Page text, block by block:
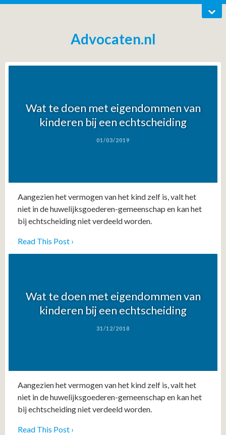
Advocaten.nl
Wat te doen met eigendommen van
kinderen bij een echtscheiding
01/03/2019
Aangezien het vermogen van het kind zelf is, valt het
niet in de huwelijksgoederen-gemeenschap en kan het
bij echtscheiding niet verdeeld worden.
Read This Post ›
Wat te doen met eigendommen van
kinderen bij een echtscheiding
31/12/2018
Aangezien het vermogen van het kind zelf is, valt het
niet in de huwelijksgoederen-gemeenschap en kan het
bij echtscheiding niet verdeeld worden.
Read This Post ›